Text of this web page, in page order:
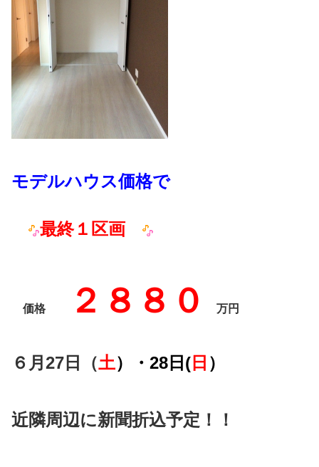
モデルハウス価格で
最終１区画
価格 ２８８０ 万円
６月27日（土）・28日( 日 ）
近隣周辺に新聞折込予定！！